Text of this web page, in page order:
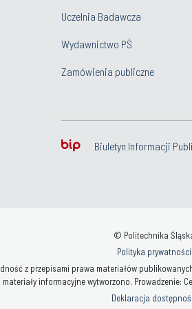
Uczelnia Badawcza
Wydawnictwo PŚ
Zamówienia publiczne
Biuletyn Informacji
© Politechnika
Polityka prywatności
z przepisami prawa materiałów
informacyjne wytworzono. Prowadzenie:
Deklaracja